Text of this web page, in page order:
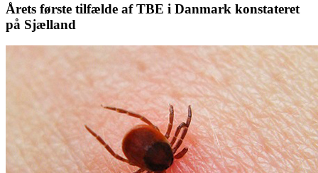
Årets første tilfælde af TBE i Danmark konstateret
på Sjælland